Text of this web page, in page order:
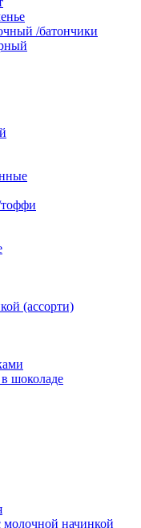
/батончики
(ассорти)
шоколаде
молочной начинкой